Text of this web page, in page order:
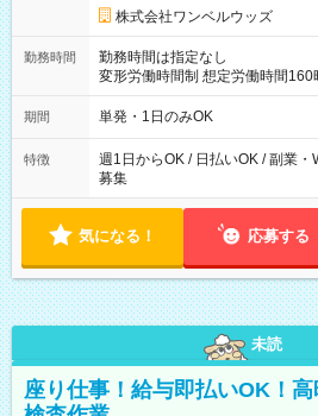
株式会社ワンベルウッズ
勤務時間
勤務時間は指定なし
変形労働時間制 想定労働時間160時間/月 【シフト例
～21：00
期間 単発・1日のみOK
特徴
週1日からOK / 日払いOK / 副業
募集
気になる！ 応募する
未読
座り仕事！給与即払いOK！高